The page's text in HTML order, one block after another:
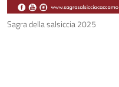
Sagra della salsiccia 2025